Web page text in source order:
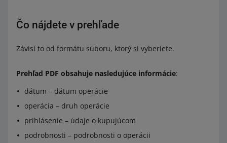
Čo nájdete v prehľade
Závisí to od formátu súboru, ktorý si vyberiete.
Prehľad PDF obsahuje nasledujúce informácie:
dátum – dátum operácie
operácia – druh operácie
prihlásenie – údaje o kupujúcom
podrobnosti – podrobnosti o operácii